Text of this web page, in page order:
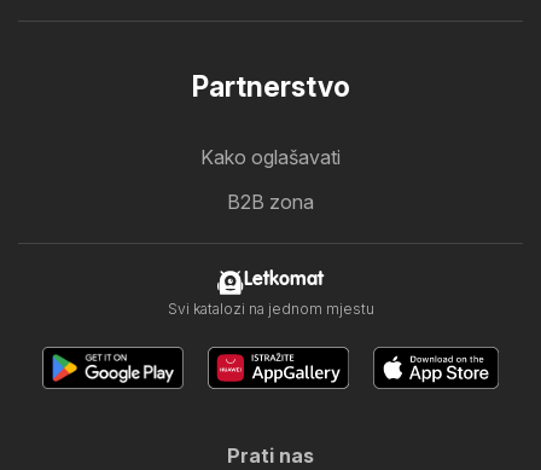
Partnerstvo
Kako oglašavati
B2B zona
Letkomat
Svi katalozi na jednom mjestu
Prati nas